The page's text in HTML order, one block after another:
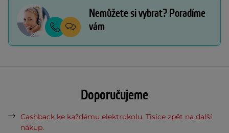
Nemůžete si vybrat? Poradíme
vám
Doporučujeme
Cashback ke každému elektrokolu. Tisíce zpět na další
nákup.